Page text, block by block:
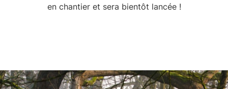
en chantier et sera bientôt lancée !